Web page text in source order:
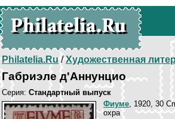
Philatelia.Ru/Художественная
Габриэле д'Аннунцио
Серия: Стандартный выпуск
Фиуме, 1920, 30
охра